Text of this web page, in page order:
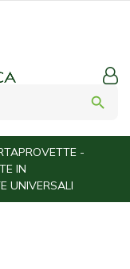
search
-
IN
UNIVERSALI